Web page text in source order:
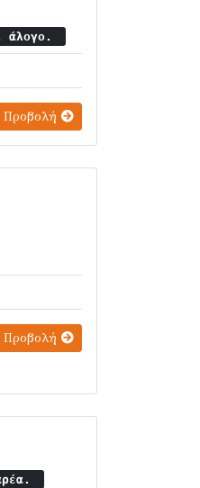
άλογο.
Προβολή
Προβολή